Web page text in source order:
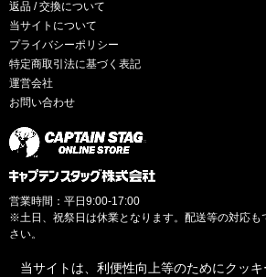
返品 / 交換について
当サイトについて
プライバシーポリシー
特定商取引法に基づく表記
運営会社
お問い合わせ
営業時間：平日9:00-17:00
※土日、祝祭日は休業となります。配送等の対応も
さい。
当サイトは、利便性向上等のためにクッ